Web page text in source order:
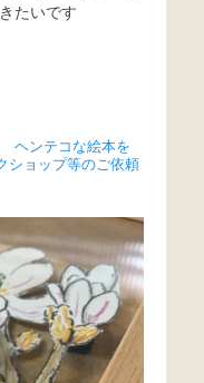
たいです
ヘンテコな絵本を
ショップ等のご依頼